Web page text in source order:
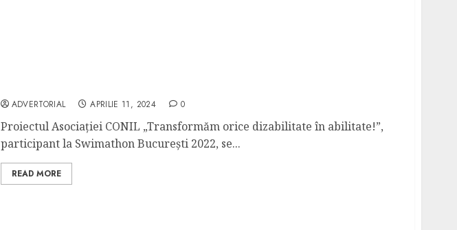
ADVERTORIAL APRILIE 11, 2024 0
Proiectul Asociației CONIL „Transformăm orice dizabilitate în abilitate!”,
participant la Swimathon București 2022, se...
READ MORE